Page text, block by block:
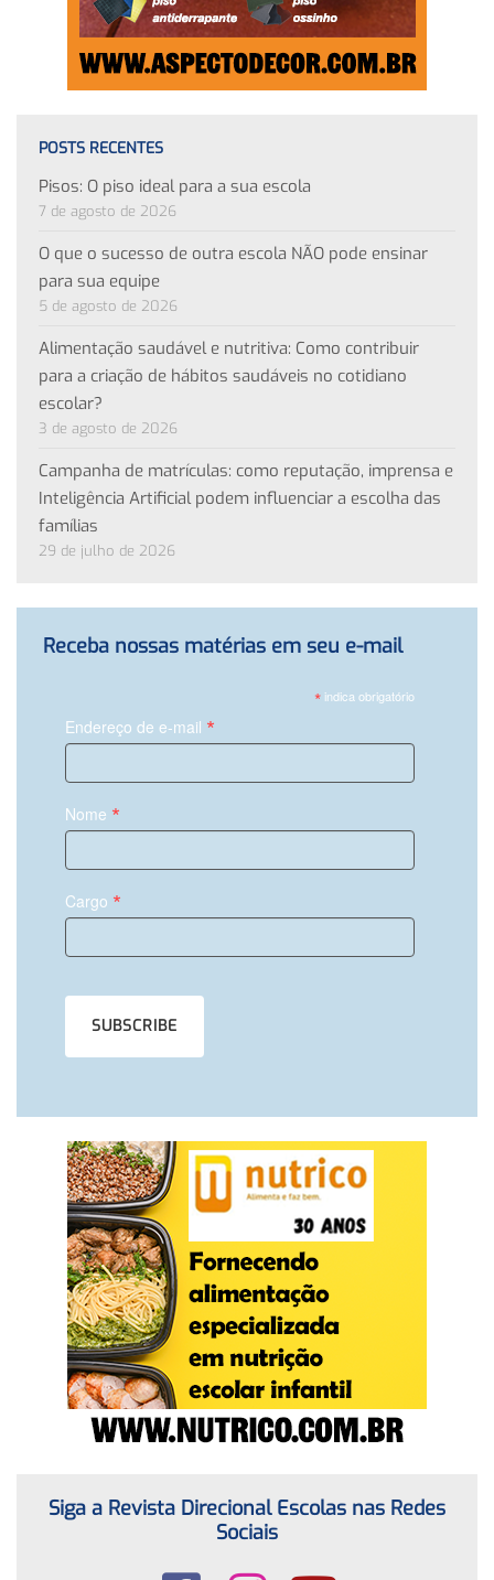
POSTS RECENTES
Pisos: O piso ideal para a sua escola
7 de agosto de 2026
O que o sucesso de outra escola NÃO pode ensinar
para sua equipe
5 de agosto de 2026
Alimentação saudável e nutritiva: Como contribuir
para a criação de hábitos saudáveis no cotidiano
escolar?
3 de agosto de 2026
Campanha de matrículas: como reputação, imprensa e
Inteligência Artificial podem influenciar a escolha das
famílias
29 de julho de 2026
Receba nossas matérias em seu e-mail
*indica obrigatório
Endereço de e-mail *
Nome *
Cargo *
Siga a Revista Direcional Escolas nas Redes
Sociais